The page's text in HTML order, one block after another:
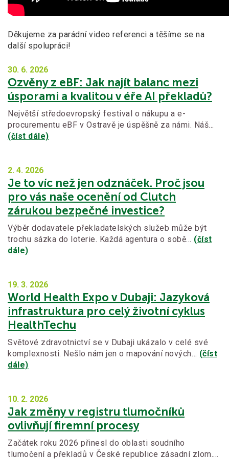
Děkujeme za parádní video referenci a těšíme se na
další spolupráci!
30. 6. 2026
Ozvěny z eBF: Jak najít balanc mezi
úsporami a kvalitou v éře AI překladů?
Největší středoevropský festival o nákupu a e-
procurementu eBF v Ostravě je úspěšně za námi. Náš…
(číst dále)
2. 4. 2026
Je to víc než jen odznáček. Proč jsou
pro vás naše ocenění od Clutch
zárukou bezpečné investice?
Výběr dodavatele překladatelských služeb může být
trochu sázka do loterie. Každá agentura o sobě… (číst
dále)
19. 3. 2026
World Health Expo v Dubaji: Jazyková
infrastruktura pro celý životní cyklus
HealthTechu
Světové zdravotnictví se v Dubaji ukázalo v celé své
komplexnosti. Nešlo nám jen o mapování nových… (číst
dále)
10. 2. 2026
Jak změny v registru tlumočníků
ovlivňují firemní procesy
Začátek roku 2026 přinesl do oblasti soudního
tlumočení a překladů v České republice zásadní zlom.…